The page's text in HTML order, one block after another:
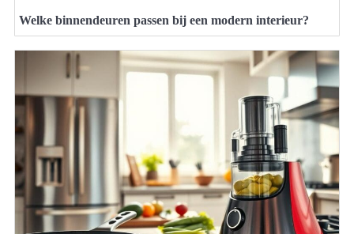
Welke binnendeuren passen bij een modern interieur?